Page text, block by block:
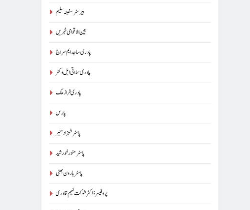
بیرسٹرسفینہ سلیم
بین الاقوامی خبریں
پادری ساجد ایم سراج
پادری سلاتی ایل وکٹر
پادری فراز ملک
پارس
پاسٹر شہزاد منیر
پاسٹر منور خورشید
پاسٹر ہارون بھٹی
پروفیسر ڈاکٹر شوکت نعیم قادری